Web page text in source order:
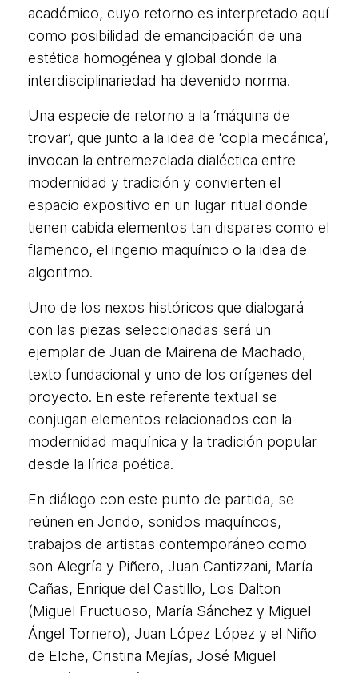
académico, cuyo retorno es interpretado aquí
como posibilidad de emancipación de una
estética homogénea y global donde la
interdisciplinariedad ha devenido norma.
Una especie de retorno a la ‘máquina de
trovar’, que junto a la idea de ‘copla mecánica’,
invocan la entremezclada dialéctica entre
modernidad y tradición y convierten el
espacio expositivo en un lugar ritual donde
tienen cabida elementos tan dispares como el
flamenco, el ingenio maquínico o la idea de
algoritmo.
Uno de los nexos históricos que dialogará
con las piezas seleccionadas será un
ejemplar de Juan de Mairena de Machado,
texto fundacional y uno de los orígenes del
proyecto. En este referente textual se
conjugan elementos relacionados con la
modernidad maquínica y la tradición popular
desde la lírica poética.
En diálogo con este punto de partida, se
reúnen en Jondo, sonidos maquíncos,
trabajos de artistas contemporáneo como
son Alegría y Piñero, Juan Cantizzani, María
Cañas, Enrique del Castillo, Los Dalton
(Miguel Fructuoso, María Sánchez y Miguel
Ángel Tornero), Juan López López y el Niño
de Elche, Cristina Mejías, José Miguel